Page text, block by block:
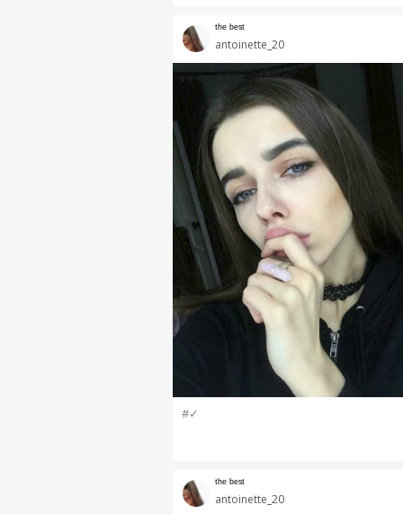
antoinette_20
ᵗʰᵉ ᵇᵉˢᵗ
#✓
antoinette_20
ᵗʰᵉ ᵇᵉˢᵗ